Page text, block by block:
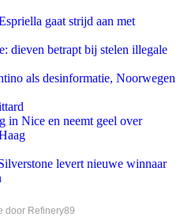
gaat strijd aan met
dieven betrapt bij stelen illegale
als desinformatie, Noorwegen
in Nice en neemt geel over
levert nieuwe winnaar
door Refinery89